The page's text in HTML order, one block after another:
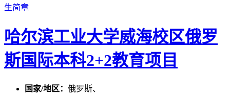
生简章
哈尔滨工业大学威海校区俄罗
斯国际本科2+2教育项目
国家/地区： 俄罗斯、